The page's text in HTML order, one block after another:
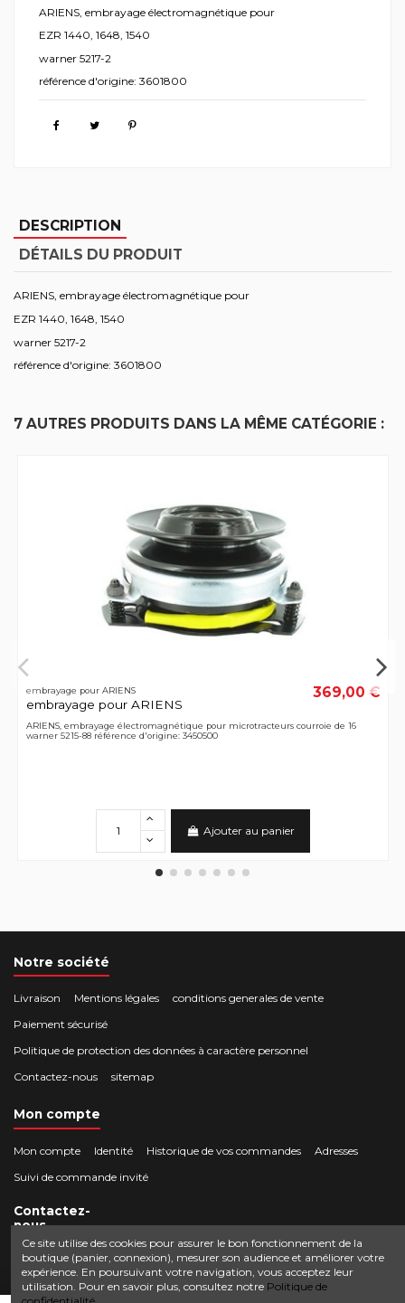
ARIENS, embrayage électromagnétique pour
EZR 1440, 1648, 1540
warner 5217-2
référence d'origine: 3601800
DESCRIPTION
DÉTAILS DU PRODUIT
ARIENS, embrayage électromagnétique pour
EZR 1440, 1648, 1540
warner 5217-2
référence d'origine: 3601800
7 AUTRES PRODUITS DANS LA MÊME CATÉGORIE :
embrayage pour ARIENS
embrayage pour ARIENS
369,00 €
ARIENS, embrayage électromagnétique pour microtracteurs courroie de 16
warner 5215-88 référence d'origine: 3450500
Ajouter au panier
Notre société
Livraison Mentions légales
conditions generales de vente
Paiement sécurisé
Politique de protection des données à caractère personnel
Contactez-nous
sitemap
Mon compte
Mon compte Identité Historique de vos commandes
Adresses
Suivi de commande invité
Contactez-
nous
Crocbois-motoculture.com
50 route de Villefort 48800 Pied-de-Borne
0624436257
Ce site utilise des cookies pour assurer le bon fonctionnement de la
boutique (panier, connexion), mesurer son audience et améliorer votre
expérience. En poursuivant votre navigation, vous acceptez leur
utilisation. Pour en savoir plus, consultez notre Politique de